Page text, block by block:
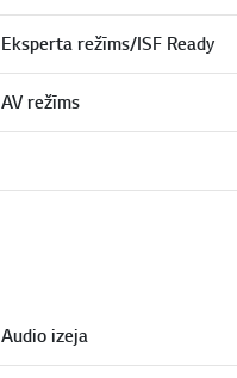
Eksperta režīms/ISF Ready
AV režīms
Audio izeja